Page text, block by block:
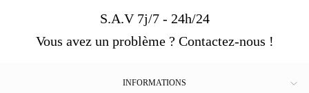
S.A.V 7j/7 - 24h/24
Vous avez un problème ? Contactez-nous !
INFORMATIONS